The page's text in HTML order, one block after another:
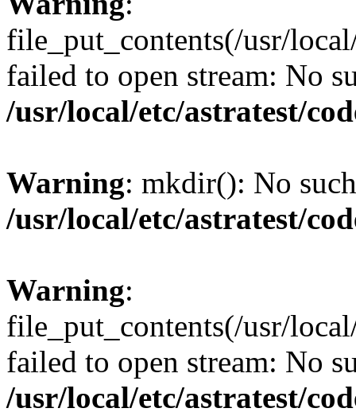
file_put_contents(/usr/
failed to open stream: No
/usr/local/etc/astratest/
Warning: mkdir(): No
/usr/local/etc/astratest/
Warning:
file_put_contents(/usr/
failed to open stream: No
/usr/local/etc/astratest/